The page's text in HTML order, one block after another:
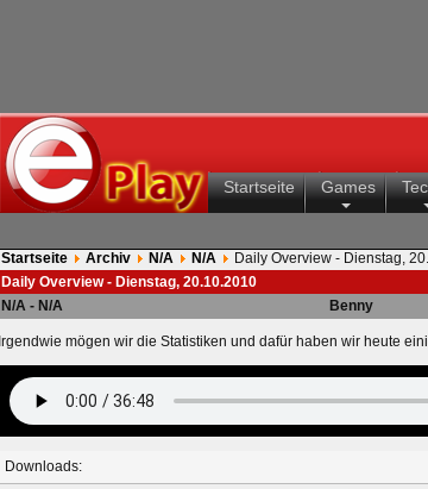
Startseite Games
Startseite Archiv N/A N/A
Daily Overview - Dienstag,
Daily Overview - Dienstag, 20.10.2010
N/A - N/A
Benny
Irgendwie mögen wir die Statistiken und dafür haben wir heute
Downloads: